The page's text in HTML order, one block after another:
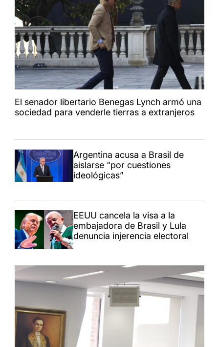
El senador libertario Benegas Lynch armó una
sociedad para venderle tierras a extranjeros
Argentina acusa a Brasil de
aislarse “por cuestiones
ideológicas”
EEUU cancela la visa a la
embajadora de Brasil y Lula
denuncia injerencia electoral